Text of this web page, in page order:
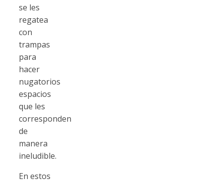
se les
regatea
con
trampas
para
hacer
nugatorios
espacios
que les
corresponden
de
manera
ineludible.
En estos